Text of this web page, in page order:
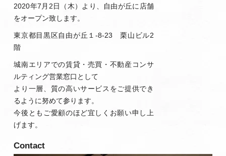
2020年7月2日（木）より、自由が丘に店舗
をオープン致します。
東京都目黒区自由が丘１-8-23 栗山ビル2
階
城南エリアでの賃貸・売買・不動産コンサ
ルティング営業窓口として
より一層、質の高いサービスをご提供でき
るように努めて参ります。
今後ともご愛顧のほど宜しくお願い申し上
げます。
Contact